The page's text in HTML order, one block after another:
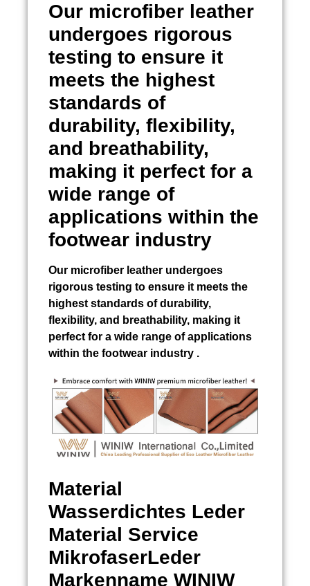
Our microfiber leather
undergoes rigorous
testing to ensure it
meets the highest
standards of
durability, flexibility,
and breathability,
making it perfect for a
wide range of
applications within the
footwear industry
Our microfiber leather undergoes
rigorous testing to ensure it meets the
highest standards of durability,
flexibility, and breathability, making it
perfect for a wide range of applications
within the footwear industry .
Material
Wasserdichtes Leder
Material Service
MikrofaserLeder
Markenname WINIW